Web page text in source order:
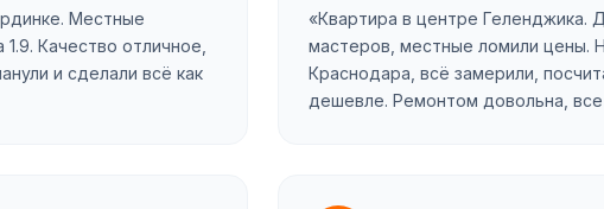
Местные
Качество отличное,
и сделали всё как
«Квартира в центре Геленджика.
мастеров, местные ломили цены.
Краснодара, всё замерили,
дешевле. Ремонтом довольна, все